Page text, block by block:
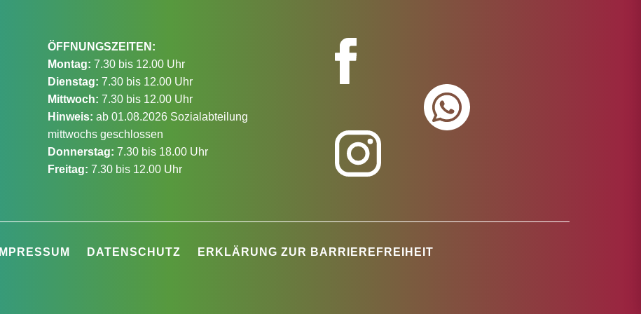
ÖFFNUNGSZEITEN:
Montag: 7.30 bis 12.00 Uhr
Dienstag: 7.30 bis 12.00 Uhr
Mittwoch: 7.30 bis 12.00 Uhr
Hinweis: ab 01.08.2026 Sozialabteilung
mittwochs geschlossen
Donnerstag: 7.30 bis 18.00 Uhr
Freitag: 7.30 bis 12.00 Uhr
IMPRESSUM DATENSCHUTZ ERKLÄRUNG ZUR BARRIEREFREIHEIT